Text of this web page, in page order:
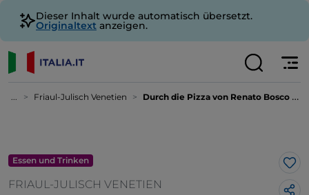
Dieser Inhalt wurde automatisch übersetzt.
Originaltext anzeigen.
... Friaul-Julisch Venetien Durch die Pizza von Renato Bosco die Region Friaul-Julisch Venetien kennenlernen
Essen und Trinken
FRIAUL-JULISCH VENETIEN